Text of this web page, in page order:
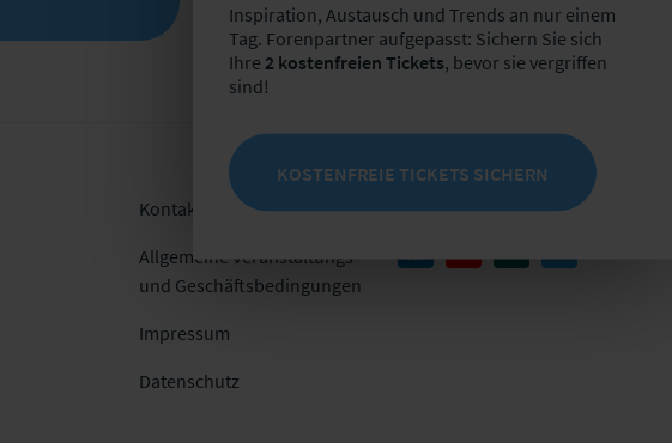
Inspiration, Austausch und Trends an nur einem
Tag. Forenpartner aufgepasst: Sichern Sie sich
Ihre 2 kostenfreien Tickets, bevor sie vergriffen
sind!
KOSTENFREIE TICKETS SICHERN
Kontakt
Allgemeine Veranstaltungs-
und Geschäftsbedingungen
Impressum
Datenschutz
Folgen Sie uns